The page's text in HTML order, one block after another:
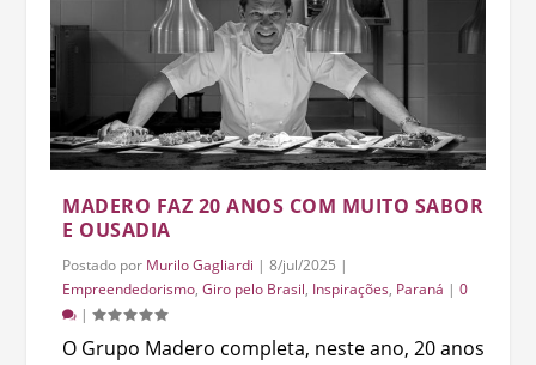
MADERO FAZ 20 ANOS COM MUITO SABOR
E OUSADIA
Postado por Murilo Gagliardi |8/jul/2025 |
Empreendedorismo,Giro pelo Brasil, Inspirações, Paraná |0
|
O Grupo Madero completa, neste ano, 20 anos